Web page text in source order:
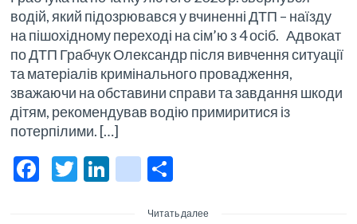
водій, який підозрювався у вчиненні ДТП – наїзду
на пішохідному переході на сім’ю з 4 осіб. Адвокат
по ДТП Грабчук Олександр після вивчення ситуації
та матеріалів кримінального провадження,
зважаючи на обставини справи та завдання шкоди
дітям, рекомендував водію примиритися із
потерпілими. […]
F
T
Li
bl
Читать далее